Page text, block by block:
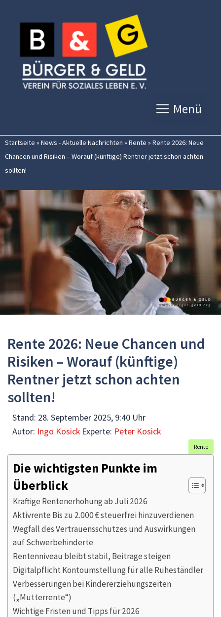
Inhalt
springen
Menü
Startseite » News - Aktuelle Nachrichten » Rente » Rente 2026: Neue
Chancen und Risiken – Worauf (künftige) Rentner jetzt schon achten
sollten!
Rente 2026: Neue Chancen und
Risiken – Worauf (künftige)
Rentner jetzt schon achten
sollten!
Stand: 28. September 2025, 9:40 Uhr
Autor: Ingo Kosick Experte: Peter Kosick
Rente
Die wichtigsten Punkte im
Überblick
Kräftige Rentenerhöhung ab Juli 2026
Aktivrente Bis zu 2.000 € steuerfrei hinzuverdienen
Wegfall des Vertrauensschutzes und Auswirkungen
auf Schwerbehinderte
Rentenniveau bleibt stabil, Beiträge steigen
Digitalpflicht Kontoumstellung für alle Ruheständler
Verbesserungen bei Kindererziehungszeiten
(„Mütterrente“)
Wichtige Fristen und Tipps für 2026